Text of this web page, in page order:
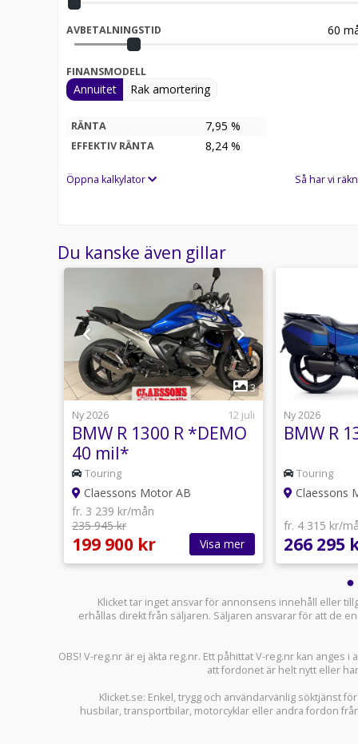
R1300GSA
AVBETALNINGSTID 60
FINANSMODELL
Annuitet Rak amortering
RÄNTA 7,95 %
EFFEKTIV RÄNTA 8,24 %
Öppna kalkylator Så har vi
Du kanske även gillar
1
3
Ny 2026
12 juli
BMW R 1300 R *DEMO
40 mil*
Touring
Claessons Motor AB
fr. 3 239 kr/mån
235 945 kr
199 900 kr Visa mer
Ny 2026
BMW R
Touring
Claessons
fr. 4 315 kr/
266 295
Klicket tar inget ansvar för annonsens innehåll eller
erhållas direkt från säljaren. Säljaren ansvarar för att de
OBS! V-reg.nr är ej äkta reg.nr. Ett påhittat V-reg.nr kan
att fordonet är helt nytt eller
Klicket.se: Enkel, trygg och användarvänlig söktjänst
husbilar,transportbilar, motorcyklar eller andra fordon